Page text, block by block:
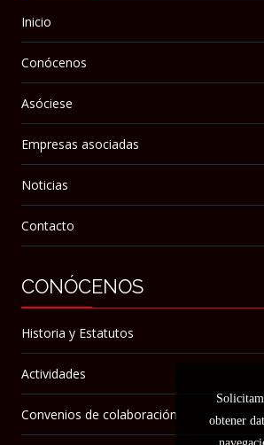
Inicio
Conócenos
Asóciese
Empresas asociadas
Noticias
Contacto
CONÓCENOS
Historia y Estatutos
Actividades
Convenios de colaboración
obtener